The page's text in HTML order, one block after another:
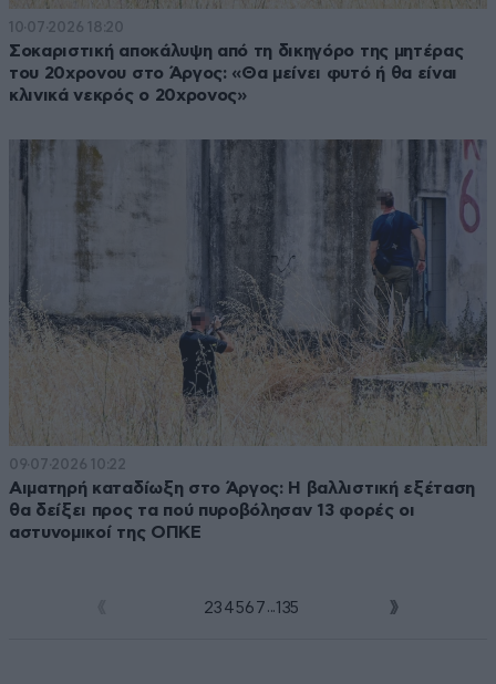
10·07·2026 18:20
Σοκαριστική αποκάλυψη από τη δικηγόρο της μητέρας
του 20χρονου στο Άργος: «Θα μείνει φυτό ή θα είναι
κλινικά νεκρός ο 20χρονος»
09·07·2026 10:22
Αιματηρή καταδίωξη στο Άργος: Η βαλλιστική εξέταση
θα δείξει προς τα πού πυροβόλησαν 13 φορές οι
αστυνομικοί της ΟΠΚΕ
23 4 56 7 ...135